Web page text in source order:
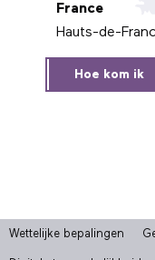
France
Hauts-de-
Hoe kom ik
Wettelijke bepalingen